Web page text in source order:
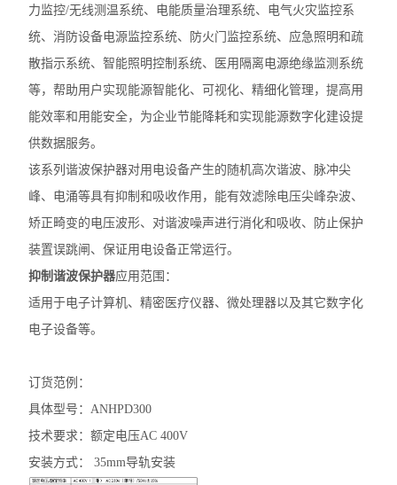
力监控/无线测温系统、电能质量治理系统、电气火灾监控系
统、消防设备电源监控系统、防火门监控系统、应急照明和疏
散指示系统、智能照明控制系统、医用隔离电源绝缘监测系统
等，帮助用户实现能源智能化、可视化、精细化管理，提高用
能效率和用能安全，为企业节能降耗和实现能源数字化建设提
供数据服务。
该系列谐波保护器对用电设备产生的随机高次谐波、脉冲尖
峰、电涌等具有抑制和吸收作用，能有效滤除电压尖峰杂波、
矫正畸变的电压波形、对谐波噪声进行消化和吸收、防止保护
装置误跳闸、保证用电设备正常运行。
抑制谐波保护器应用范围：
适用于电子计算机、精密医疗仪器、微处理器以及其它数字化
电子设备等。
订货范例：
具体型号：ANHPD300
技术要求：额定电压AC 400V
安装方式： 35mm导轨安装